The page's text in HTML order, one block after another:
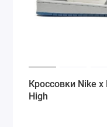
Кроссовки Nike
High